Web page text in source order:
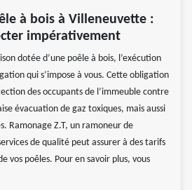
à bois à Villeneuvette :
impérativement
dotée d’une poêle à bois, l’exécution
qui s’impose à vous. Cette obligation
des occupants de l’immeuble contre
évacuation de gaz toxiques, mais aussi
Ramonage Z.T, un ramoneur de
de qualité peut assurer à des tarifs
vos poêles. Pour en savoir plus, vous